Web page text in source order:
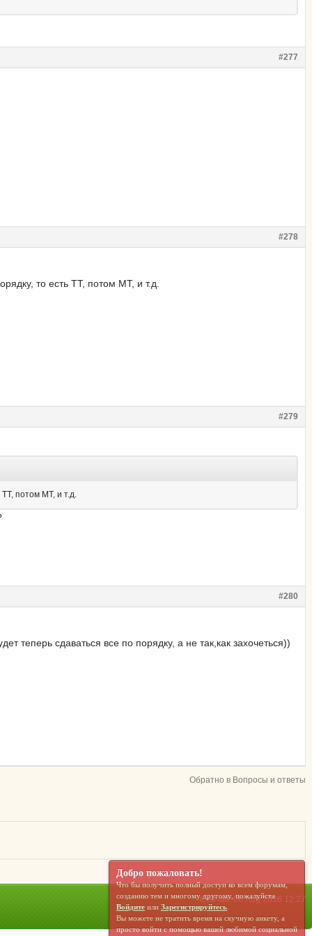
#277
#278
то есть ТТ, потом МТ, и т.д.
#279
ТТ, потом МТ, и т.д.
#280
теперь сдаваться все по порядку, а не так,как захочеться))
Обратно в Вопросы и ответы
Сейчас: 06 Aug 2026 12:27
Добро пожаловать!
Что бы получить полный доступ ко всем форумам,
созданию тем и многому другому, пожалуйста
Войдите или Зарегистрируйтесь.
Вы можете не тратить время на скучную анкету, а
просто войти с помощью вашей любимой социальной